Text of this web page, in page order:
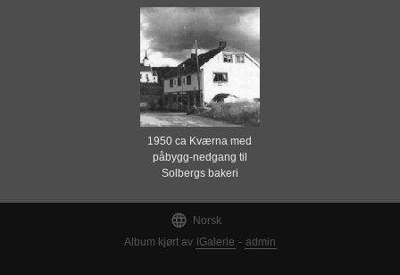
1950 ca Kværna med
påbygg-nedgang til
Solbergs bakeri

Norsk
Album kjørt av iGalerie - admin